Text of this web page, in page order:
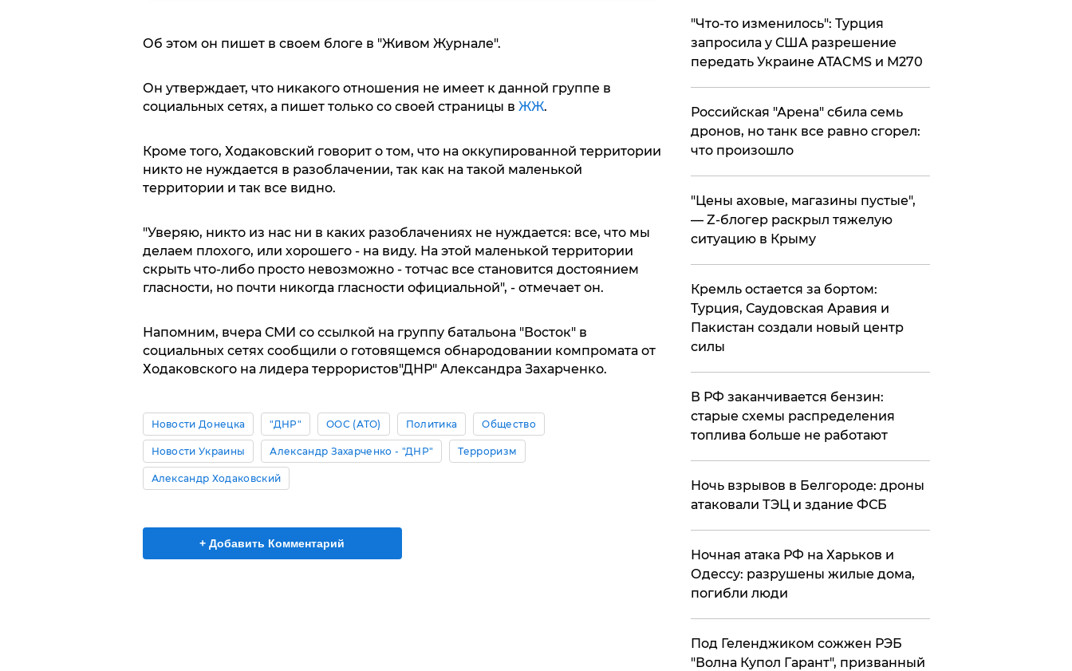
Об этом он пишет в своем блоге в "Живом Журнале".
Он утверждает, что никакого отношения не имеет к данной группе в
социальных сетях, а пишет только со своей страницы в ЖЖ.
Кроме того, Ходаковский говорит о том, что на оккупированной территории
никто не нуждается в разоблачении, так как на такой маленькой
территории и так все видно.
"Уверяю, никто из нас ни в каких разоблачениях не нуждается: все, что мы
делаем плохого, или хорошего - на виду. На этой маленькой территории
скрыть что-либо просто невозможно - тотчас все становится достоянием
гласности, но почти никогда гласности официальной", - отмечает он.
Напомним, вчера СМИ со ссылкой на группу батальона "Восток" в
социальных сетях сообщили о готовящемся обнародовании компромата от
Ходаковского на лидера террористов"ДНР" Александра Захарченко.
Новости Донецка "ДНР" ООС (АТО) Политика Общество
Новости Украины Александр Захарченко - "ДНР" Терроризм
Александр Ходаковский
+ Добавить Комментарий
​"Что-то изменилось": Турция
запросила у США разрешение
передать Украине ATACMS и M270
​Российская "Арена" сбила семь
дронов, но танк все равно сгорел:
что произошло
​"Цены аховые, магазины пустые",
— Z-блогер раскрыл тяжелую
ситуацию в Крыму
​Кремль остается за бортом:
Турция, Саудовская Аравия и
Пакистан создали новый центр
силы
​В РФ заканчивается бензин:
старые схемы распределения
топлива больше не работают
​Ночь взрывов в Белгороде: дроны
атаковали ТЭЦ и здание ФСБ
​Ночная атака РФ на Харьков и
Одессу: разрушены жилые дома,
погибли люди
Под Геленджиком сожжен РЭБ
"Волна Купол Гарант", призванный